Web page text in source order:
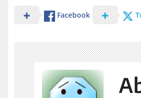
Facebook